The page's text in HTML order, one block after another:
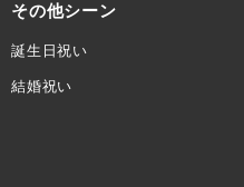
その他シーン
誕生日祝い
結婚祝い